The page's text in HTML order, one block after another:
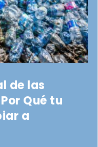
de las
Qué tu
a